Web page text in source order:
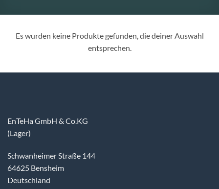
Es wurden keine Produkte gefunden, die deiner Auswahl
entsprechen.
EnTeHa GmbH & Co.KG
(Lager)
Schwanheimer Straße 144
64625 Bensheim
Deutschland